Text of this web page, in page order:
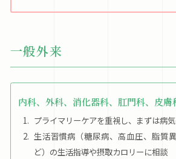
一般外来
内科、外科、消化器科、肛門科、皮膚
プライマリーケアを重視し、まずは病
生活習慣病（糖尿病、高血圧、脂質
ど）の生活指導や摂取カロリーに相談